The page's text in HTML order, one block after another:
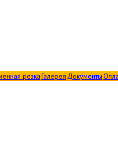
резкаГалерея Документы